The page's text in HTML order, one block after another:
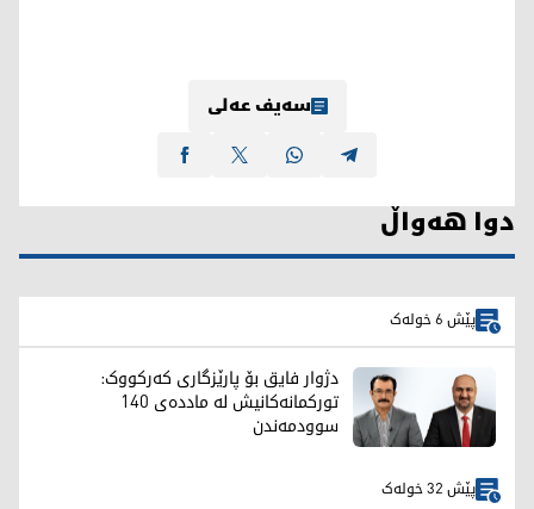
سەیف عەلی
دوا هەواڵ
پێش 6 خولەک
دژوار فایق بۆ پارێزگاری کەرکووک:
تورکمانەکانیش لە ماددەی 140
سوودمەندن
پێش 32 خولەک